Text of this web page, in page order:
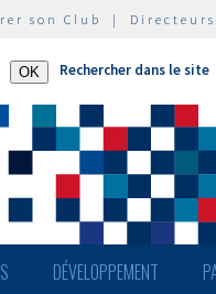
son Club | Directeurs
Rechercher dans le site
DÉVELOPPEMENT